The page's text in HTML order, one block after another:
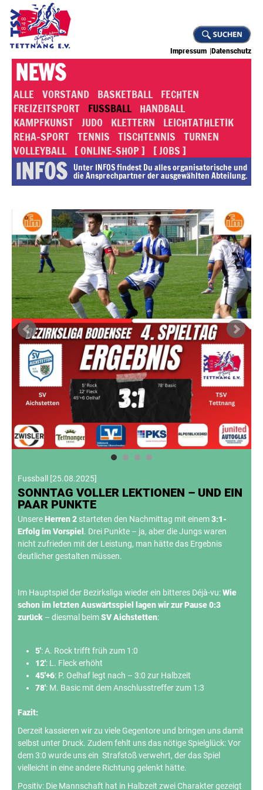
Impressum Datenschutz
NEWS
ALLE VORSTAND BASKETBALL FECHTEN
FREIZEITSPORT FUSSBALL HANDBALL
KAMPFKUNST JUDO KLETTERN
LEICHTATHLETIK
REHA-SPORT TENNIS TISCHTENNIS TURNEN
VOLLEYBALL [ ONLINE-SHOP ] [ JOBS ]
INFOS Unter INFOS findest Du alles or­ga­ni­sa­to­rische und
die An­sprech­part­ner der ausgewählten Abteilung.
Fussball [25.08.2025]
SONNTAG VOLLER LEKTIONEN – UND EIN
PAAR PUNKTE
UnsereHerren 2 starteten den Nachmittag mit einem3:1-
Erfolg im Vorspiel . Drei Punkte – ja, aber die Jungs waren
nicht zufrieden mit der Leistung, man hätte das Ergebnis
deutlicher gestalten müssen.
Im Hauptspiel der Bezirksliga wieder ein bitteres Déjà-vu:Wie
schon im letzten Auswärtsspiel lagen wir zur Pause 0:3
zurück – diesmal beimSV Aichstetten:
5′: A. Rock trifft früh zum 1:0
12′: L. Fleck erhöht
45′+6: P. Oelhaf legt nach – 3:0 zur Halbzeit
78′: M. Basic mit dem Anschlusstreffer zum 1:3
Fazit:
Derzeit kassieren wir zu viele Gegentore und bringen uns damit
selbst unter Druck. Zudem fehlt uns das nötige Spielglück: Vor
dem 3:0 wurde uns ein Strafstoß verwehrt, der das Spiel
vielleicht in eine andere Richtung gelenkt hätte.
Positiv: Die Mannschaft hat in Halbzeit zwei Charakter gezeigt